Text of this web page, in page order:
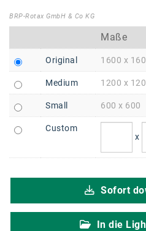
Calle Libre
DDB Wien
Enkeltaugliches Österreich
Gillette Venus
Helvetia Österreich
BRP-Rotax GmbH & Co KG
Maße
Original 1600 x
Medium 1200 x
Small 600 x 600
Custom
x
Sofort
In die